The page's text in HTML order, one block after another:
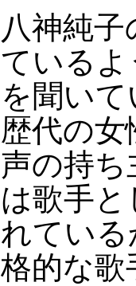
八神純
ている
を聞い
歴代の
声の持
は歌手
れてい
格的な歌